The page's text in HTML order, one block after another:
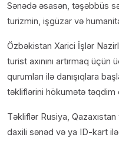
Sənədə əsasən, təşəbbüs
turizmin, işgüzar və
Özbəkistan Xarici İşlər
turist axınını artırmaq
qurumları ilə danışıqlara
təkliflərini hökumətə təqdim
Təkliflər Rusiya,
daxili sənəd və ya ID-kart